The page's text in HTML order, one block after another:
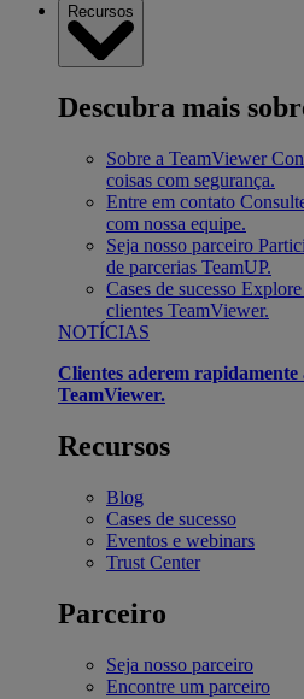
Recursos
Descubra mais
Sobre a TeamViewer
coisas com segurança.
Entre em contato
com nossa equipe.
Seja nosso parceiro
de parcerias TeamUP.
Cases de sucesso Explore
clientes TeamViewer.
NOTÍCIAS
Clientes aderem rapidamente
TeamViewer.
Recursos
Blog
Cases de sucesso
Eventos e webinars
Trust Center
Parceiro
Seja nosso parceiro
Encontre um parceiro